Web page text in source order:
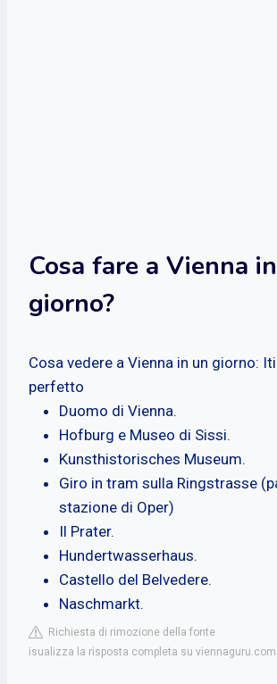
Cosa fare a Vienna
giorno?
Cosa vedere a Vienna in un giorno:
perfetto
Duomo di Vienna.
Hofburg e Museo di Sissi.
Kunsthistorisches Museum.
Giro in tram sulla Ringstrasse
stazione di Oper)
Il Prater.
Hundertwasserhaus.
Castello del Belvedere.
Naschmarkt.
Richiesta di rimozione della fonte
isualizza la risposta completa su viennaguru.com